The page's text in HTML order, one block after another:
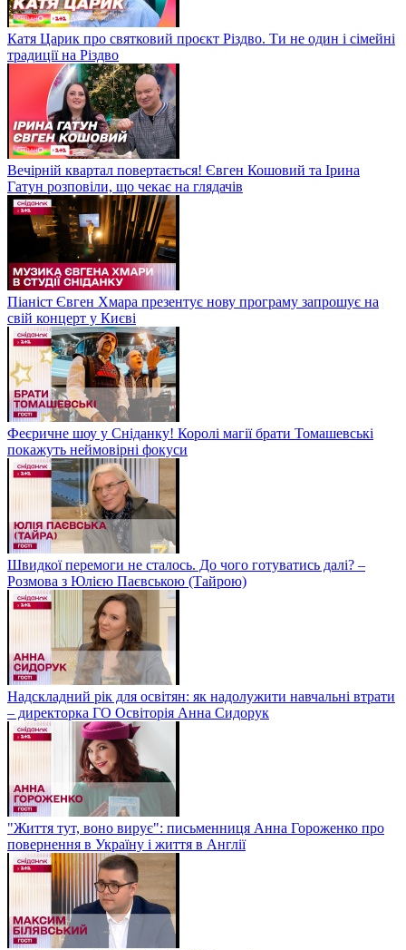
Катя Царик про святковий проєкт Різдво. Ти не один і сімейні
традиції на Різдво
Вечірній квартал повертається! Євген Кошовий та Ірина
Гатун розповіли, що чекає на глядачів
Піаніст Євген Хмара презентує нову програму запрошує на
свій концерт у Києві
Феєричне шоу у Сніданку! Королі магії брати Томашевські
покажуть неймовірні фокуси
Швидкої перемоги не сталось. До чого готуватись далі? –
Розмова з Юлією Паєвською (Тайрою)
Надскладний рік для освітян: як надолужити навчальні втрати
– директорка ГО Освіторія Анна Сидорук
"Життя тут, воно вирує": письменниця Анна Гороженко про
повернення в Україну і життя в Англії